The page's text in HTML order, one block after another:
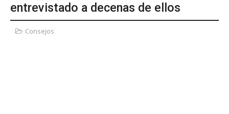
entrevistado a decenas de ellos
Consejos